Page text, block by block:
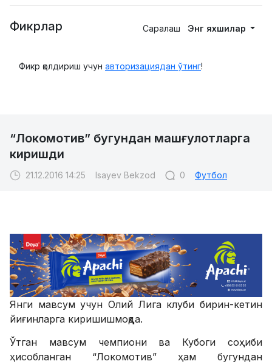
Фикрлар Саралаш Энг яхшилар
Фикр қолдириш учун авторизациядан ўтинг!
“Локомотив” бугундан машғулотларга
киришди
21.12.2016 14:25 Isayev Bekzod 0 Футбол
Янги мавсум учун Олий Лига клуби бирин-кетин
йиғинларга киришишмоқда.
Ўтган мавсум чемпиони ва Кубоги соҳиби
ҳисобланган “Локомотив” ҳам бугундан